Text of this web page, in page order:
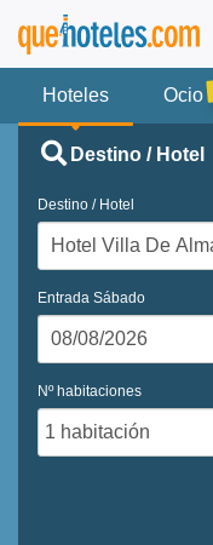
Hoteles Ocio
Destino / Hotel
Destino / Hotel
Entrada Sábado
Nº habitaciones